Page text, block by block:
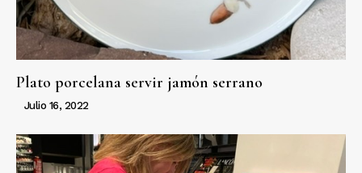
Plato porcelana servir jamón serrano
Julio 16, 2022